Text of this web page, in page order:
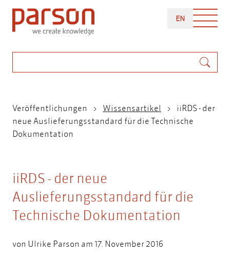
Direkt
zum
Inhalt
ENENGLISH
Pfadnavigation
Veröffentlichungen Wissensartikel
iiRDS - der
neue Auslieferungsstandard für die Technische
Dokumentation
iiRDS - der neue
Auslieferungsstandard für die
Technische Dokumentation
von Ulrike Parson am 17. November 2016